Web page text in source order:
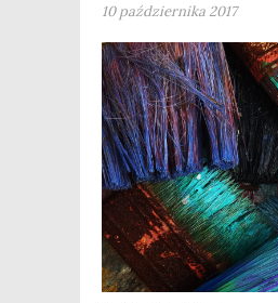
10 października 2017